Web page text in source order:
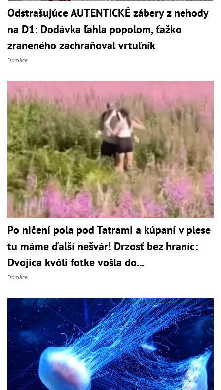
Odstrašujúce AUTENTICKÉ zábery z nehody
na D1: Dodávka ľahla popolom, ťažko
zraneného zachraňoval vrtuľník
Domáce
Po ničení pola pod Tatrami a kúpaní v plese
tu máme ďalší nešvár! Drzosť bez hraníc:
Dvojica kvôli fotke vošla do...
Domáce